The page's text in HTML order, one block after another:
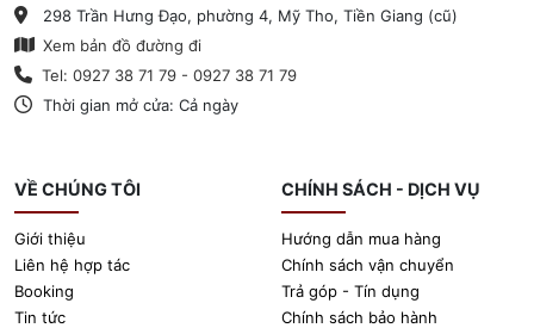
298 Trần Hưng Đạo, phường 4, Mỹ Tho, Tiền Giang (cũ)
Xem bản đồ đường đi
Tel: 0927 38 71 79 - 0927 38 71 79
Thời gian mở cửa: Cả ngày
VỀ CHÚNG TÔI
Giới thiệu
Liên hệ hợp tác
Booking
Tin tức
CHÍNH SÁCH - DỊCH VỤ
Hướng dẫn mua hàng
Chính sách vận chuyển
Trả góp - Tín dụng
Chính sách bảo hành